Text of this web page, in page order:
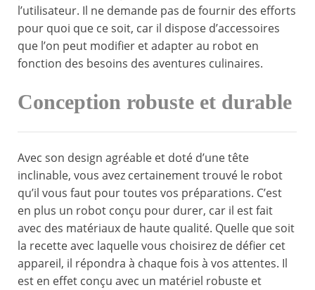
l’utilisateur. Il ne demande pas de fournir des efforts
pour quoi que ce soit, car il dispose d’accessoires
que l’on peut modifier et adapter au robot en
fonction des besoins des aventures culinaires.
Conception robuste et durable
Avec son design agréable et doté d’une tête
inclinable, vous avez certainement trouvé le robot
qu’il vous faut pour toutes vos préparations. C’est
en plus un robot conçu pour durer, car il est fait
avec des matériaux de haute qualité. Quelle que soit
la recette avec laquelle vous choisirez de défier cet
appareil, il répondra à chaque fois à vos attentes. Il
est en effet conçu avec un matériel robuste et